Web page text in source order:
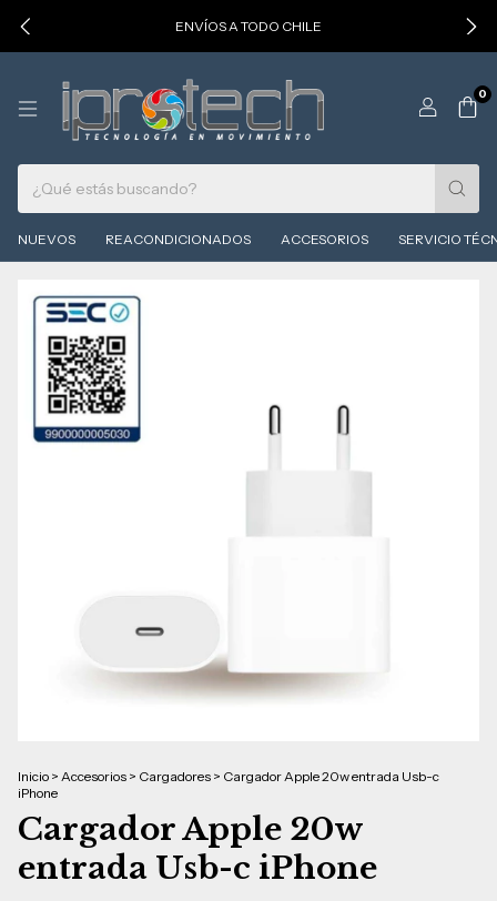
ENVÍOS A TODO CHILE
0
NUEVOS REACONDICIONADOS ACCESORIOS SERVICIO
Inicio > Accesorios > Cargadores > Cargador Apple 20w entrada Usb-c
iPhone
Cargador Apple 20w
entrada Usb-c iPhone